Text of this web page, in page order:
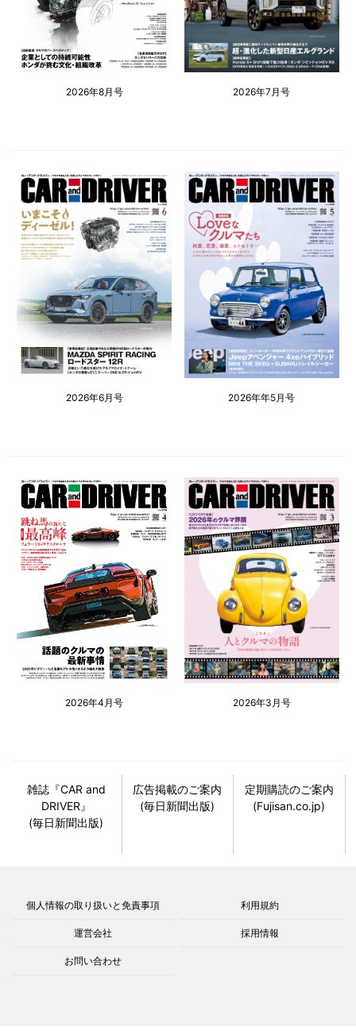
2026年8月号 2026年7月号
2026年6月号 2026年年5月号
2026年4月号 2026年3月号
雑誌『CAR and
DRIVER』
(毎日新聞出版)
広告掲載のご案内
(毎日新聞出版)
定期購読のご案内
(Fujisan.co.jp)
個人情報の取り扱いと免責事項 利用規約
運営会社 採用情報
お問い合わせ